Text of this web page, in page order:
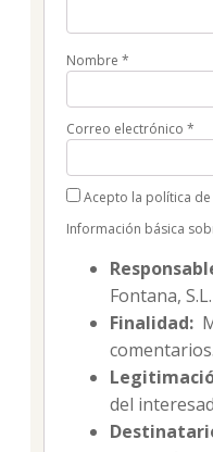
Nombre *
Correo electrónico *
Acepto la política
Información básica
Fontana,
Finalidad:
comentarios.
del